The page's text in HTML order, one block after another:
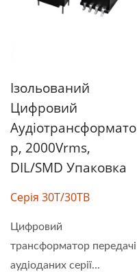
Ізольований
Цифровий
Аудіотрансформато
Р, 2000Vrms,
DIL/SMD Упаковка
Серія 30T/30TB
Цифровий
трансформатор передачі
аудіоданих серії...